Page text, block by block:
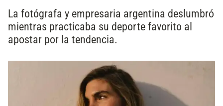
La fotógrafa y empresaria argentina deslumbró
mientras practicaba su deporte favorito al
apostar por la tendencia.